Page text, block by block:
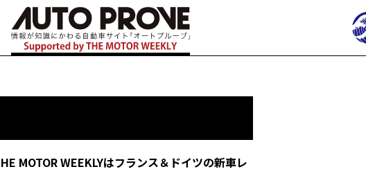
MOTOR WEEKLYはフランス＆ドイツの新車レ